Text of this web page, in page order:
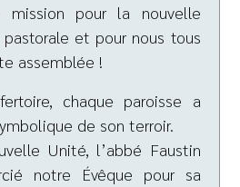
mission pour la nouvelle
et pour nous tous
assemblée !
chaque paroisse a
de son terroir.
Unité, l’abbé Faustin
notre Évêque pour sa